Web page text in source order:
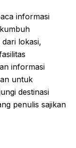
informasi
lokasi,
informasi
untuk
destinasi
penulis sajikan